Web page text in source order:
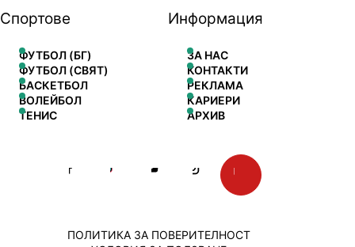
Спортове
ФУТБОЛ (БГ)
ФУТБОЛ (СВЯТ)
БАСКЕТБОЛ
ВОЛЕЙБОЛ
ТЕНИС
Информация
ЗА НАС
КОНТАКТИ
РЕКЛАМА
КАРИЕРИ
АРХИВ
ПОЛИТИКА ЗА ПОВЕРИТЕЛНОСТ